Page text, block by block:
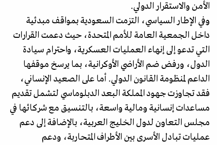
الأمن والاستقرار الدولي.
وفي الإطار السياسي، التزمت السعودية بمواقف مبدئية
داخل الجمعية العامة للأمم المتحدة، حيث دعمت القرارات
التي تدعو إلى إنهاء العمليات العسكرية، واحترام سيادة
الدول، ورفض ضم الأراضي الأوكرانية، بما يرسخ موقفها
الداعم لمنظومة القانون الدولي. أما على الصعيد الإنساني،
فقد تجاوزت جهود المملكة البعد الدبلوماسي لتشمل تقديم
مساعدات إنسانية ومالية واسعة، بالتنسيق مع شركائها في
مجلس التعاون لدول الخليج العربية، بالإضافة إلى دعم
عمليات تبادل الأسرى بين الأطراف المتحاربة، ودعم